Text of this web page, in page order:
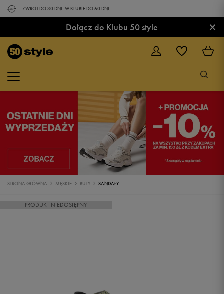
ZWROT DO 30 DNI. W KLUBIE DO 60 DNI.
Dołącz do Klubu 50 style ×
STRONA GŁÓWNA MĘSKIE BUTY SANDAŁY
PRODUKT NIEDOSTĘPNY